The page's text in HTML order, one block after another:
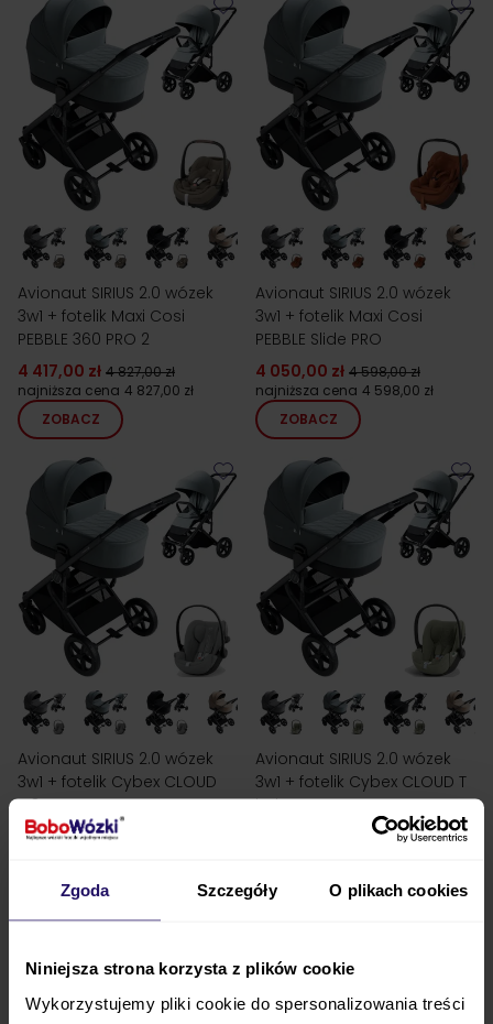
Zgoda Szczegóły O plikach cookies
Niniejsza strona korzysta z plików cookie
Wykorzystujemy pliki cookie do spersonalizowania treści
Avionaut SIRIUS 2.0 wózek
3w1 + fotelik Maxi Cosi
PEBBLE 360 PRO 2
4 417,00 zł 4 827,00 zł
najniższa cena 4 827,00 zł
ZOBACZ
Avionaut SIRIUS 2.0 wózek
3w1 + fotelik Maxi Cosi
PEBBLE Slide PRO
4 050,00 zł 4 598,00 zł
najniższa cena 4 598,00 zł
ZOBACZ
Avionaut SIRIUS 2.0 wózek
3w1 + fotelik Cybex CLOUD
G3
3 805,00 zł 4 328,00 zł
ZOBACZ
Avionaut SIRIUS 2.0 wózek
3w1 + fotelik Cybex CLOUD T
i-Size
4 394,00 zł
ZOBACZ